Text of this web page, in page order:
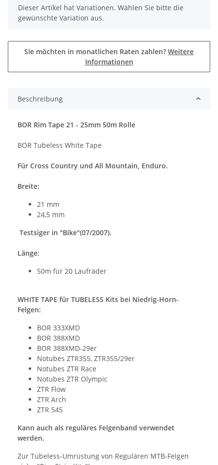
x
Dieser Artikel hat Variationen. Wählen Sie bitte die
gewünschte Variation aus.
Sie möchten in monatlichen Raten zahlen? Weitere
Informationen
Beschreibung
BOR Rim Tape 21 - 25mm 50m Rolle
BOR Tubeless White Tape
Für Cross Country und All Mountain, Enduro.
Breite:
21 mm
24,5 mm
Testsiger in "Bike"(07/2007).
Länge:
50m für 20 Laufräder
WHITE TAPE für TUBELESS Kits bei Niedrig-Horn-
Felgen:
BOR 333XMD
BOR 388XMD
BOR 388XMD-29er
Notubes ZTR355, ZTR355/29er
Notubes ZTR Race
Notubes ZTR Olympic
ZTR Flow
ZTR Arch
ZTR 545
Kann auch als reguläres Felgenband verwendet
werden.
Zur Tubeless-Umrüstung von Regulären MTB-Felgen